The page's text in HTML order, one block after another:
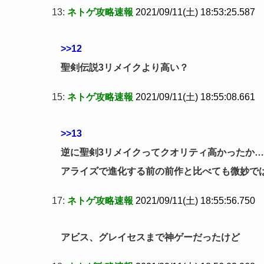
13: ネトゲ攻略速報 2021/09/11(土) 18:53:25.587
>>12
聖剣伝説3リメイクより高い？
15: ネトゲ攻略速報 2021/09/11(土) 18:55:08.661
>>13
逆に聖剣3リメイクってクオリティ高かったか
アライズで進化する前の前作と比べても微妙で
17: ネトゲ攻略速報 2021/09/11(土) 18:55:56.750
アビス、グレイセスまで神ゲーだったけど